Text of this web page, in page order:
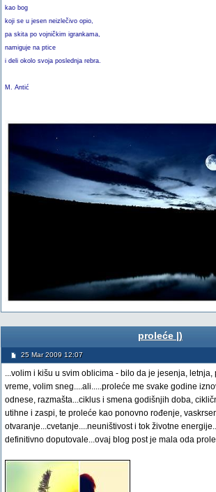
kao bog
koji se u jesen neizlečivo opio,
pa skita po vojničkim igrankama,
namiguje na ptice
i deli okolo svoja poslednja rebra.
M. Antić
proleće |)
25 Mar 2009 12:07
...volim i kišu u svim oblicima - bilo da je jesenja,
vreme, volim sneg....ali.....proleće me svake godine
odnese, razmašta...ciklus i smena godišnjih doba,
utihne i zaspi, te proleće kao ponovno rođenje,
otvaranje...cvetanje....neuništivost i tok životne
definitivno doputovale...ovaj blog post je mala oda